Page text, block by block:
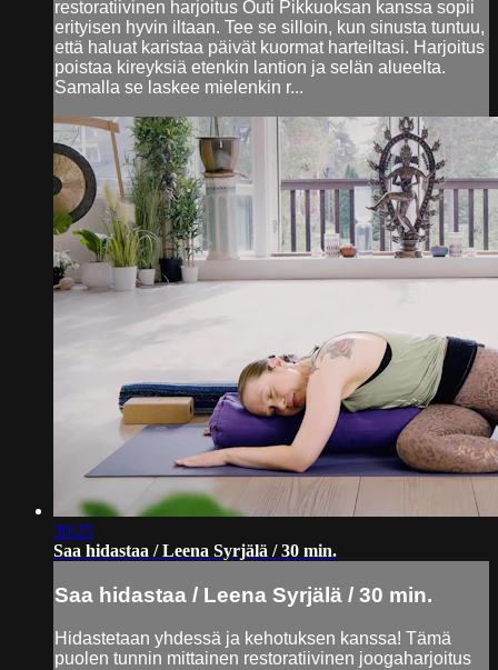
restoratiivinen harjoitus Outi Pikkuoksan kanssa sopii
erityisen hyvin iltaan. Tee se silloin, kun sinusta tuntuu,
että haluat karistaa päivät kuormat harteiltasi. Harjoitus
poistaa kireyksiä etenkin lantion ja selän alueelta.
Samalla se laskee mielenkin r...
30:25
Saa hidastaa / Leena Syrjälä / 30 min.
Saa hidastaa / Leena Syrjälä / 30 min.
Hidastetaan yhdessä ja kehotuksen kanssa! Tämä
puolen tunnin mittainen restoratiivinen joogaharjoitus